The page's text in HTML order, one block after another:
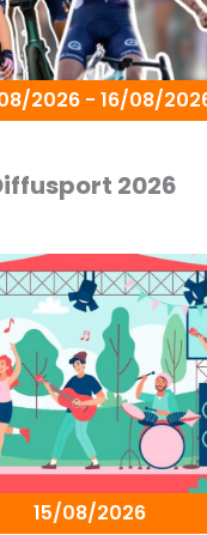
2026 - 16/08/
2026
15/08/2026